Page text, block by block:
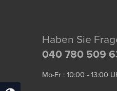
Haben Sie
040 780 509
Mo-Fr : 10:00 - 13:00